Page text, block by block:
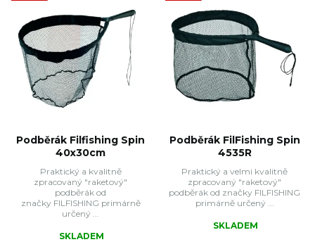
Podběrák Filfishing Spin
40x30cm
Praktický a kvalitně
zpracovaný "raketový"
podběrák od
značky FILFISHING primárně
určený ...
SKLADEM
Podběrák FilFishing Spin
4535R
Praktický a velmi kvalitně
zpracovaný "raketový"
podběrák od značky FILFISHING
primárně určený ...
SKLADEM